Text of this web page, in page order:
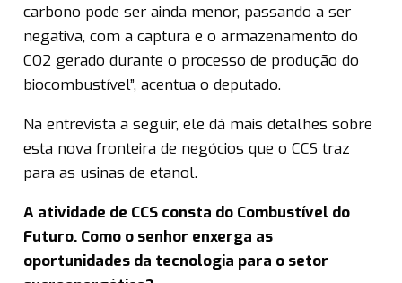
carbono pode ser ainda menor, passando a ser
negativa, com a captura e o armazenamento do
CO2 gerado durante o processo de produção do
biocombustível”, acentua o deputado.
Na entrevista a seguir, ele dá mais detalhes sobre
esta nova fronteira de negócios que o CCS traz
para as usinas de etanol.
A atividade de CCS consta do Combustível do
Futuro. Como o senhor enxerga as
oportunidades da tecnologia para o setor